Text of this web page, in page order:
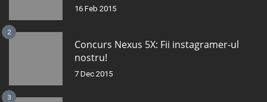
16 Feb 2015
2
Concurs Nexus 5X: Fii instagramer-ul
nostru!
7 Dec 2015
3